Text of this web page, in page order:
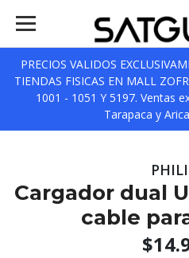
PRECIOS VALIDOS
TIENDAS FISICAS EN MALL
1001 - 1051 Y 5197. Ventas
Tarapaca y
Cargador dual
cable